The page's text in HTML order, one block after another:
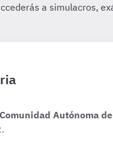
Autónoma de